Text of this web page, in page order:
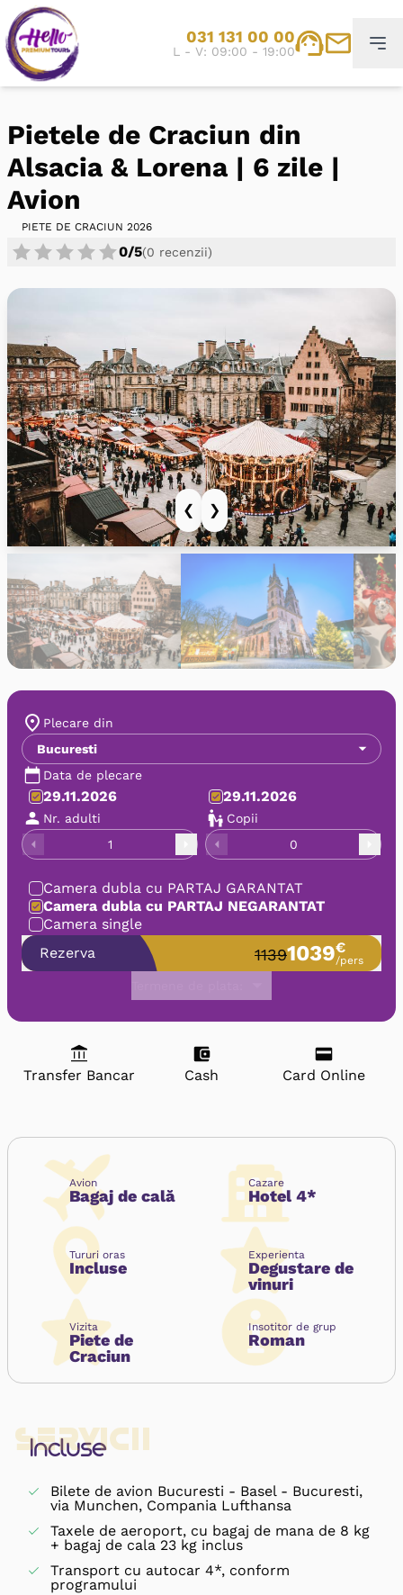
031 131 00 00
L - V: 09:00 - 19:00
Pietele de Craciun din
Alsacia & Lorena | 6 zile |
Avion
PIETE DE CRACIUN 2026
0/5(0 recenzii)
❮ ❯
Plecare din
Bucuresti
Data de plecare
29.11.2026 29.11.2026
Nr. adulti
1
Copii
0
Camera dubla cu PARTAJ GARANTAT
Camera dubla cu PARTAJ NEGARANTAT
Camera single
Rezerva
11391039€
/pers
Transfer Bancar Cash Card Online
Avion
Bagaj de cală
Cazare
Hotel 4*
Tururi oras
Incluse
Experienta
Degustare de
vinuri
Vizita
Piete de
Craciun
Insotitor de grup
Roman
Incluse
Servicii
Bilete de avion Bucuresti - Basel - Bucuresti,
via Munchen, Compania Lufthansa
Taxele de aeroport, cu bagaj de mana de 8 kg
+ bagaj de cala 23 kg inclus
Transport cu autocar 4*, conform
programului